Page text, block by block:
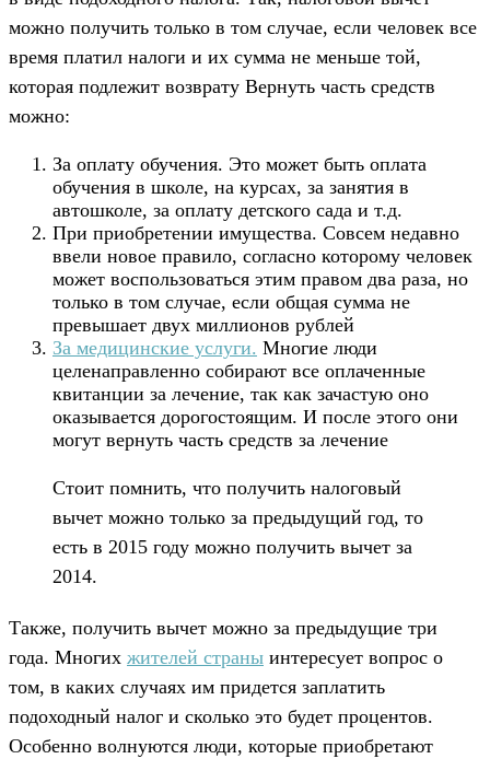
можно получить только в том случае, если человек все
время платил налоги и их сумма не меньше той,
которая подлежит возврату Вернуть часть средств
можно:
За оплату обучения. Это может быть оплата
обучения в школе, на курсах, за занятия в
автошколе, за оплату детского сада и т.д.
При приобретении имущества. Совсем недавно
ввели новое правило, согласно которому человек
может воспользоваться этим правом два раза, но
только в том случае, если общая сумма не
превышает двух миллионов рублей
За медицинские услуги. Многие люди
целенаправленно собирают все оплаченные
квитанции за лечение, так как зачастую оно
оказывается дорогостоящим. И после этого они
могут вернуть часть средств за лечение
Стоит помнить, что получить налоговый
вычет можно только за предыдущий год, то
есть в 2015 году можно получить вычет за
2014.
Также, получить вычет можно за предыдущие три
года. Многих жителей страны интересует вопрос о
том, в каких случаях им придется заплатить
подоходный налог и сколько это будет процентов.
Особенно волнуются люди, которые приобретают